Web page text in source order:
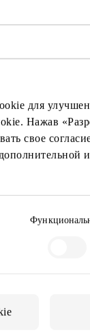
для
Нажав
свое
о лучших